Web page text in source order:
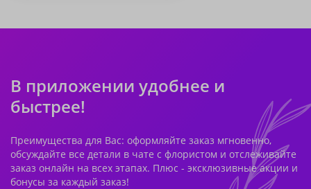
В приложении удобнее и
быстрее!
Преимущества для Вас: оформляйте заказ мгновенно,
обсуждайте все детали в чате с флористом и отслеживайте
заказ онлайн на всех этапах. Плюс - эксклюзивные акции и
бонусы за каждый заказ!